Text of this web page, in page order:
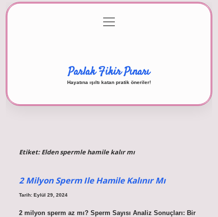
Gizlilik Politikası
menüyü
aç
Parlak Fikir Pınarı
Hayatına ışıltı katan pratik öneriler!
Etiket:Elden spermle hamile kalır mı
2 Milyon Sperm Ile Hamile Kalınır Mı
Tarih: Eylül 29, 2024
2 milyon sperm az mı? Sperm Sayısı Analiz Sonuçları: Bir